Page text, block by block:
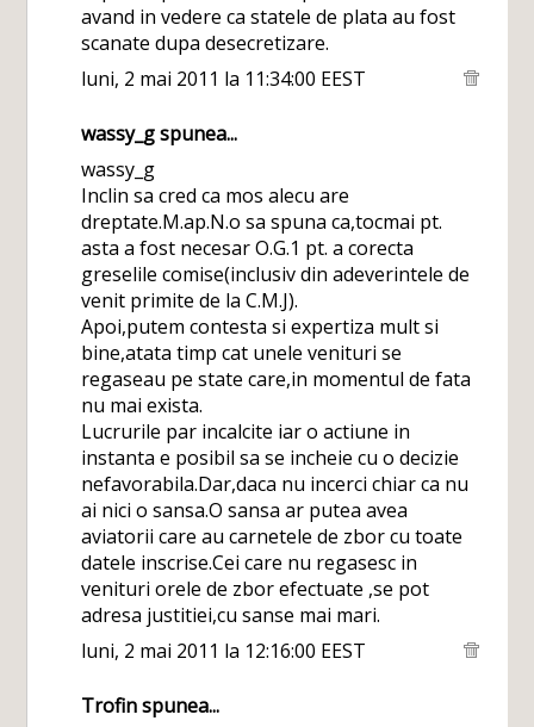
avand in vedere ca statele de plata au fost
scanate dupa desecretizare.
luni, 2 mai 2011 la 11:34:00 EEST
wassy_gspunea...
wassy_g
Inclin sa cred ca mos alecu are
dreptate.M.ap.N.o sa spuna ca,tocmai pt.
asta a fost necesar O.G.1 pt. a corecta
greselile comise(inclusiv din adeverintele de
venit primite de la C.M.J).
Apoi,putem contesta si expertiza mult si
bine,atata timp cat unele venituri se
regaseau pe state care,in momentul de fata
nu mai exista.
Lucrurile par incalcite iar o actiune in
instanta e posibil sa se incheie cu o decizie
nefavorabila.Dar,daca nu incerci chiar ca nu
ai nici o sansa.O sansa ar putea avea
aviatorii care au carnetele de zbor cu toate
datele inscrise.Cei care nu regasesc in
venituri orele de zbor efectuate ,se pot
adresa justitiei,cu sanse mai mari.
luni, 2 mai 2011 la 12:16:00 EEST
Trofinspunea...